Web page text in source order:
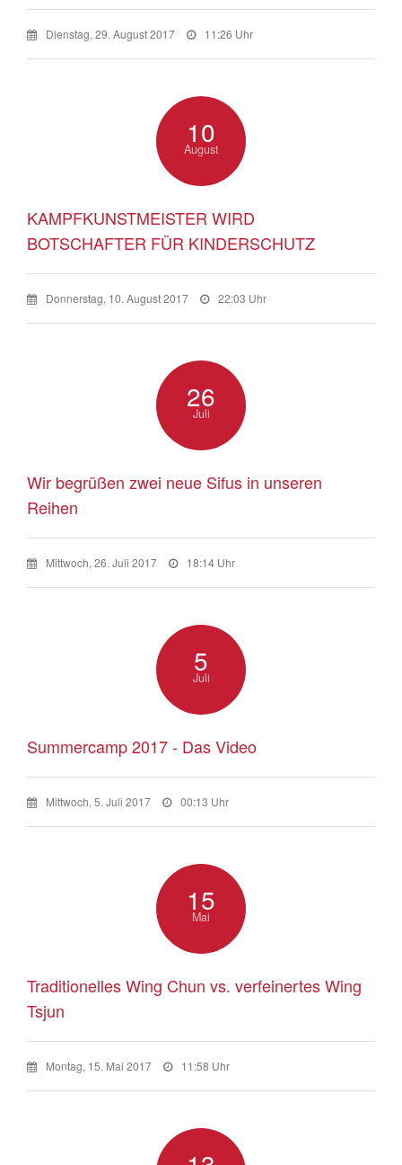
Dienstag, 29. August 2017 11:26 Uhr
10
August
KAMPFKUNSTMEISTER WIRD
BOTSCHAFTER FÜR KINDERSCHUTZ
Donnerstag, 10. August 2017 22:03 Uhr
26
Juli
Wir begrüßen zwei neue Sifus in unseren
Reihen
Mittwoch, 26. Juli 2017 18:14 Uhr
5
Juli
Summercamp 2017 - Das Video
Mittwoch, 5. Juli 2017 00:13 Uhr
15
Mai
Traditionelles Wing Chun vs. verfeinertes Wing
Tsjun
Montag, 15. Mai 2017 11:58 Uhr